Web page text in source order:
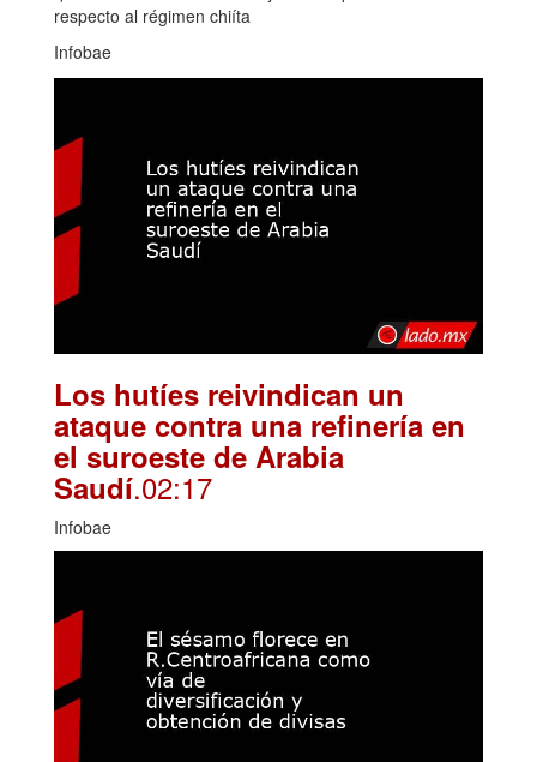
respecto al régimen chiíta
Infobae
Los hutíes reivindican un
ataque contra una refinería en
el suroeste de Arabia
Saudí.02:17
Infobae